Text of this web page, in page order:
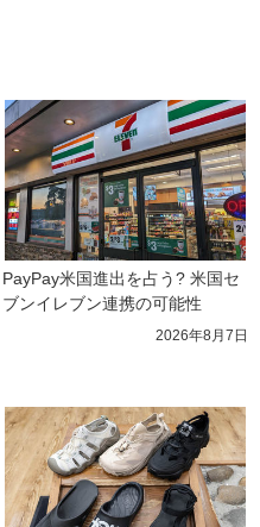
PayPay米国進出を占う? 米国セ
ブンイレブン連携の可能性
2026年8月7日